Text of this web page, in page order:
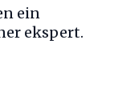
ein
ekspert.